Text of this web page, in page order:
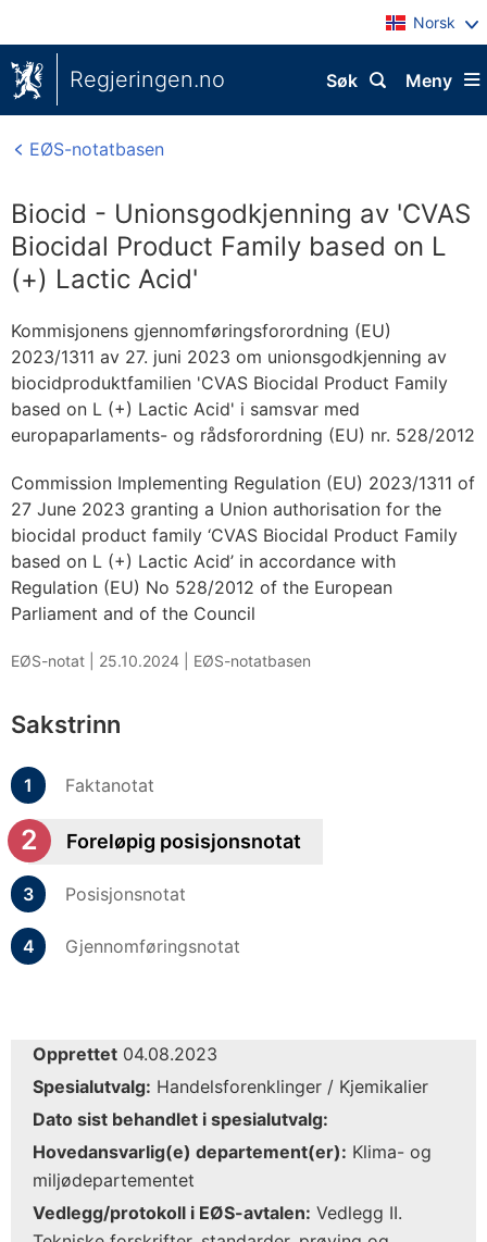
Norsk
Regjeringen.no Meny
Søk
EØS-notatbasen
Biocid - Unionsgodkjenning av 'CVAS
Biocidal Product Family based on L
(+) Lactic Acid'
Kommisjonens gjennomføringsforordning (EU)
2023/1311 av 27. juni 2023 om unionsgodkjenning av
biocidproduktfamilien 'CVAS Biocidal Product Family
based on L (+) Lactic Acid' i samsvar med
europaparlaments- og rådsforordning (EU) nr. 528/2012
Commission Implementing Regulation (EU) 2023/1311 of
27 June 2023 granting a Union authorisation for the
biocidal product family ‘CVAS Biocidal Product Family
based on L (+) Lactic Acid’ in accordance with
Regulation (EU) No 528/2012 of the European
Parliament and of the Council
EØS-notat | 25.10.2024 EØS-notatbasen
Sakstrinn
Faktanotat
Foreløpig posisjonsnotat
Posisjonsnotat
Gjennomføringsnotat
Opprettet 04.08.2023
Spesialutvalg: Handelsforenklinger / Kjemikalier
Dato sist behandlet i spesialutvalg:
Hovedansvarlig(e) departement(er): Klima- og
miljødepartementet
Vedlegg/protokoll i EØS-avtalen: Vedlegg II.